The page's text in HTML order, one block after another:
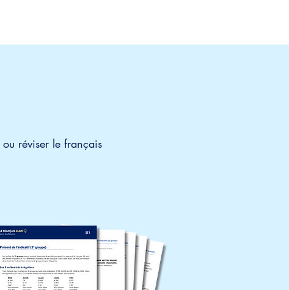
ou réviser le français